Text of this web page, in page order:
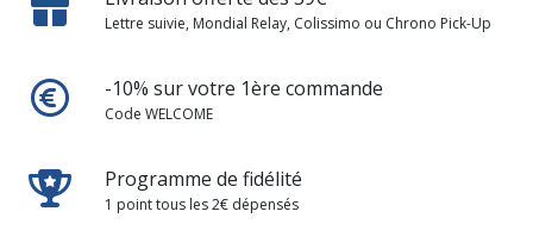
Lettre suivie, Mondial Relay, Colissimo ou Chrono Pick-Up
-10% sur votre 1ère commande
Code WELCOME
Programme de fidélité
1 point tous les 2€ dépensés